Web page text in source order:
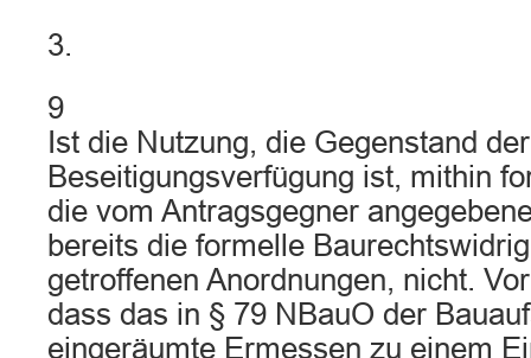
3.
9
Ist die Nutzung, die Gegenstand
Beseitigungsverfügung ist, mithin
die vom Antragsgegner
bereits die formelle
getroffenen Anordnungen, nicht.
dass das in § 79 NBauO der
eingeräumte Ermessen zu einem